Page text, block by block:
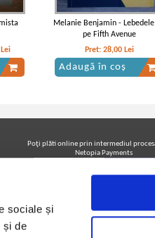
sociale și
și de
Lei
Melanie Benjamin -
pe Fifth Avenue
Pret: 28,00 Lei
Adaugă în coș
Poţi plăti online prin intermediul
Netopia Payments
Urmăreşte-ne pe facebook pentru a fi la
promoţiile PrintreCarti.ro